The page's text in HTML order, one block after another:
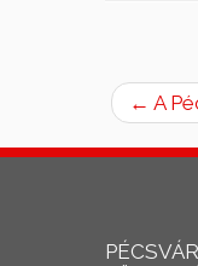
← A